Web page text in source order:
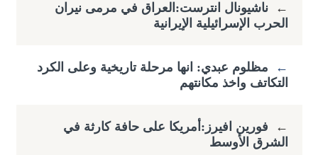
←
ناشيونال انترست:العراق في مرمى نيران
الحرب الإسرائيلية الإيرانية
←
مظلوم عبدي: انها مرحلة تاريخية وعلى الكرد
التكاتف واخذ مكانتهم
←
فورين افيرز:أمريكا على حافة كارثة في
الشرق الأوسط